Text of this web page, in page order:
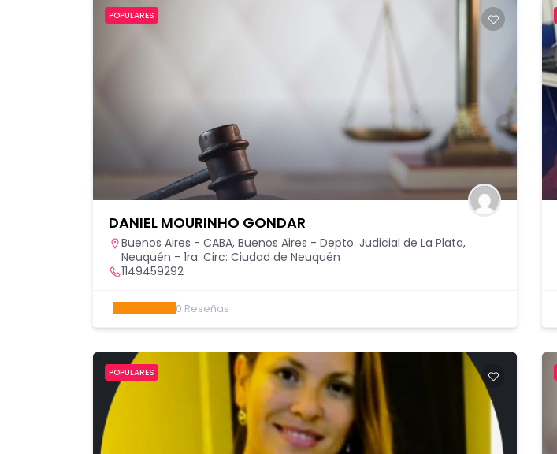
POPULARES
DANIEL MOURINHO GONDAR
Buenos Aires - CABA, Buenos Aires - Depto. Judicial de La Plata,
Neuquén - 1ra. Circ: Ciudad de Neuquén
1149459292
0 Reseñas
POPULARES